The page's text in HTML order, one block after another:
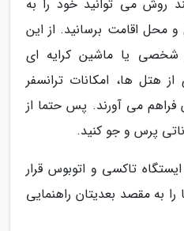
روش می توانید خود را به
اقامت برسانید. از این
شخصی یا ماشین کرایه ای
هتل ها، امکانات ترانسفر
فراهم می آورند. پس حتما از
پرس و جو کنید.
تاکسی و اتوبوس قرار
به مقصد بعدیتان راهنمایی